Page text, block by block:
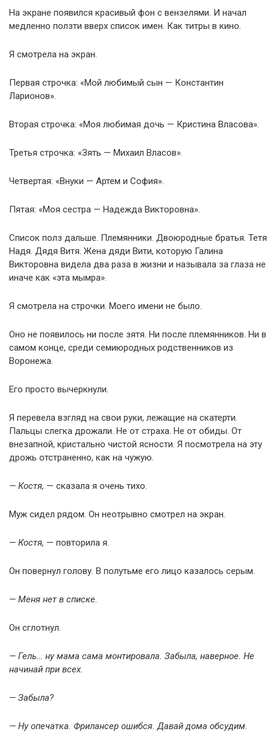
На экране появился красивый фон с вензелями. И начал
медленно ползти вверх список имен. Как титры в кино.
Я смотрела на экран.
Первая строчка: «Мой любимый сын — Константин
Ларионов».
Вторая строчка: «Моя любимая дочь — Кристина Власова».
Третья строчка: «Зять — Михаил Власов».
Четвертая: «Внуки — Артем и София».
Пятая: «Моя сестра — Надежда Викторовна».
Список полз дальше. Племянники. Двоюродные братья. Тетя
Надя. Дядя Витя. Жена дяди Вити, которую Галина
Викторовна видела два раза в жизни и называла за глаза не
иначе как «эта мымра».
Я смотрела на строчки. Моего имени не было.
Оно не появилось ни после зятя. Ни после племянников. Ни в
самом конце, среди семиюродных родственников из
Воронежа.
Его просто вычеркнули.
Я перевела взгляд на свои руки, лежащие на скатерти.
Пальцы слегка дрожали. Не от страха. Не от обиды. От
внезапной, кристально чистой ясности. Я посмотрела на эту
дрожь отстраненно, как на чужую.
— Костя, — сказала я очень тихо.
Муж сидел рядом. Он неотрывно смотрел на экран.
— Костя, — повторила я.
Он повернул голову. В полутьме его лицо казалось серым.
— Меня нет в списке.
Он сглотнул.
— Гель… ну мама сама монтировала. Забыла, наверное. Не
начинай при всех.
— Забыла?
— Ну опечатка. Фрилансер ошибся. Давай дома обсудим.